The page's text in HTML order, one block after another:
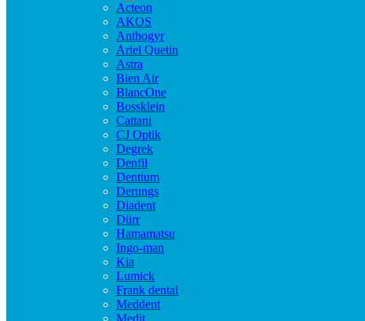
Acteon
AKOS
Anthogyr
Ariel Quetin
Astra
Bien Air
BlancOne
Bossklein
Cattani
CJ Optik
Degrek
Denfil
Dentium
Derungs
Diadent
Dürr
Hamamatsu
Ingo-man
Kia
Lumick
Frank dental
Meddent
Medit